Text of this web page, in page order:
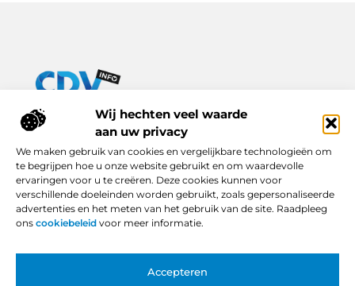
Wij hechten veel waarde
aan uw privacy
We maken gebruik van cookies en vergelijkbare technologieën om
te begrijpen hoe u onze website gebruikt en om waardevolle
ervaringen voor u te creëren. Deze cookies kunnen voor
verschillende doeleinden worden gebruikt, zoals gepersonaliseerde
advertenties en het meten van het gebruik van de site. Raadpleeg
ons cookiebeleid voor meer informatie.
Accepteren
Van praktische tips tot inspirerende verhalen – alles op Cdv-
Ontdek een breed scala aan blogs en artikelen die je dagelijks
leven verrijken, van handige adviezen tot boeiende inzichten.
Bericht categorie
Onze informatie